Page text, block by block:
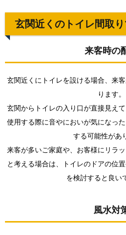
玄関近くのトイレ間取
来客時の
玄関近くにトイレを設ける場合、来
ります。
玄関からトイレの入り口が直接見え
使用する際に音やにおいが気になっ
する可能性があ
来客が多いご家庭や、お客様にリラ
と考える場合は、トイレのドアの位
を検討すると良い
風水対